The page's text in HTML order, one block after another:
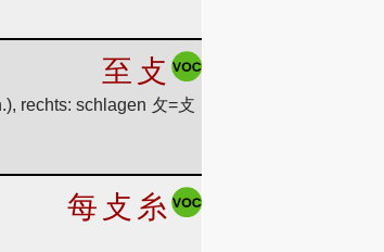
至 攴
rechts: schlagen 攵=攴
每 攴 糸